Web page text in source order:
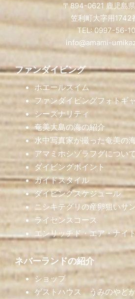
〒894-0621 鹿児島
笠利町大字用1742
TEL: 0997-56-
info@amami-
ファンダイビング
ホエールスイム
ファンダイビングフォトギ
シーズナリティ
奄美大島の海の紹介
水中写真家が撮った奄美の
アマミホシゾラフグについて
ダイビングポイント
ガイドスタイル
ダイビングスケジュール
ニシキテグリの産卵狙いサ
ライセンスコース
エンリッチド・エア・ナイ
ネバーランドの紹介
ショップ
ゲストハウス うみのやど